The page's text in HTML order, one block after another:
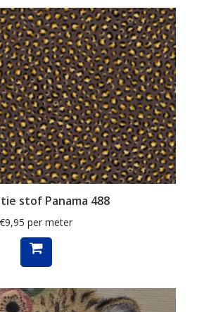
stof Panama 488
€9,95 per meter